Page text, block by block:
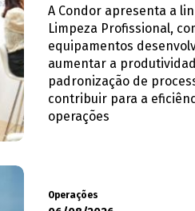
A Condor apresenta a
Limpeza Profissional,
equipamentos
aumentar a
padronização de
contribuir para a
operações
Operações